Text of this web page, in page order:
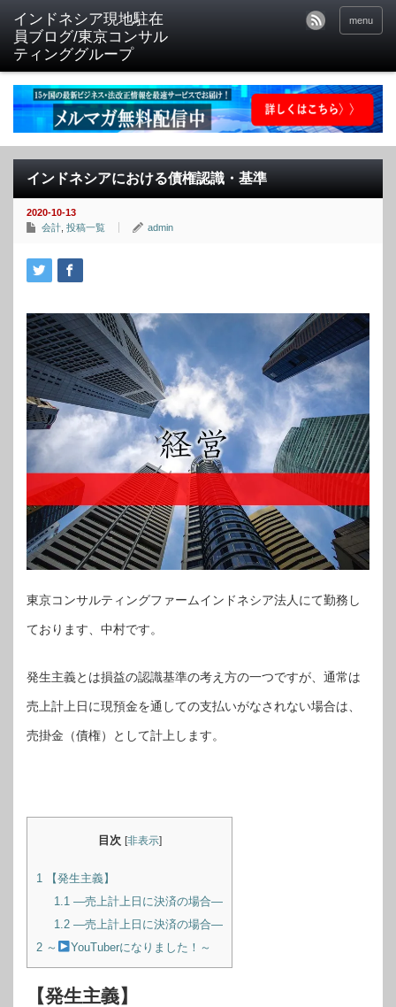
menu
インドネシアにおける債権認識・基準
2020-10-13
会計 投稿一覧 admin
東京コンサルティングファームインドネシア法人にて勤務し
ております、中村です。
発生主義とは損益の認識基準の考え方の一つですが、通常は
売上計上日に現預金を通しての支払いがなされない場合は、
売掛金（債権）として計上します。
目次 [非表示]
1
【発生主義】
1.1 ―売上計上日に決済の場合―
1.2―売上計上日に決済の場合―
2 ～ YouTuberになりました！～
【発生主義】